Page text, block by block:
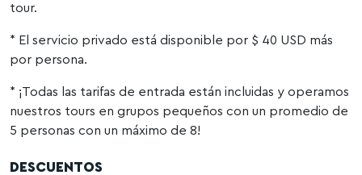
tour.
* El servicio privado está disponible por $ 40 USD más
por persona.
* ¡Todas las tarifas de entrada están incluidas y operamos
nuestros tours en grupos pequeños con un promedio de
5 personas con un máximo de 8!
DESCUENTOS